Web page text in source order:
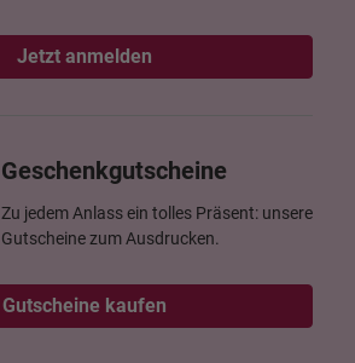
Jetzt anmelden
Geschenkgutscheine
Zu jedem Anlass ein tolles Präsent: unsere
Gutscheine zum Ausdrucken.
Gutscheine kaufen